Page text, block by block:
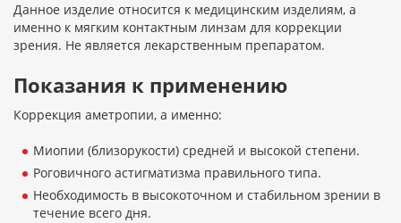
Данное изделие относится к медицинским изделиям, а
именно к мягким контактным линзам для коррекции
зрения. Не является лекарственным препаратом.
Показания к применению
Коррекция аметропии, а именно:
Миопии (близорукости) средней и высокой степени.
Роговичного астигматизма правильного типа.
Необходимость в высокоточном и стабильном зрении в
течение всего дня.